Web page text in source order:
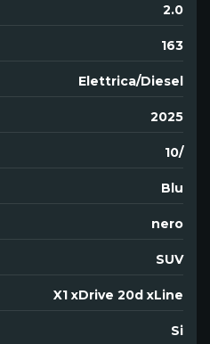
2.0
163
Elettrica/Diesel
2025
10/
Blu
nero
SUV
X1 xDrive 20d xLine
Si